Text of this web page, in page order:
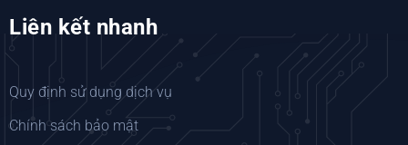
Liên kết nhanh
Quy định sử dụng dịch vụ
Chính sách bảo mật